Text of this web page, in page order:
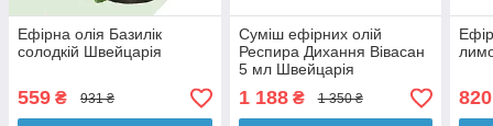
Ефірна олія Базилік
солодкій Швейцарія
559 ₴ 931 ₴
Суміш ефірних олій
Респира Дихання Вівасан
5 мл Швейцарія
1 188₴ 1 350 ₴ 820